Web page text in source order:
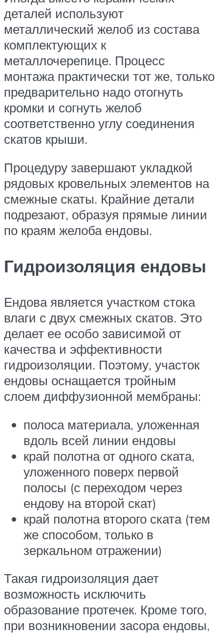
деталей используют
металлический желоб из состава
комплектующих к
металлочерепице. Процесс
монтажа практически тот же, только
предварительно надо отогнуть
кромки и согнуть желоб
соответственно углу соединения
скатов крыши.
Процедуру завершают укладкой
рядовых кровельных элементов на
смежные скаты. Крайние детали
подрезают, образуя прямые линии
по краям желоба ендовы.
Гидроизоляция ендовы
Ендова является участком стока
влаги с двух смежных скатов. Это
делает ее особо зависимой от
качества и эффективности
гидроизоляции. Поэтому, участок
ендовы оснащается тройным
слоем диффузионной мембраны:
полоса материала, уложенная
вдоль всей линии ендовы
край полотна от одного ската,
уложенного поверх первой
полосы (с переходом через
ендову на второй скат)
край полотна второго ската (тем
же способом, только в
зеркальном отражении)
Такая гидроизоляция дает
возможность исключить
образование протечек. Кроме того,
при возникновении засора ендовы,